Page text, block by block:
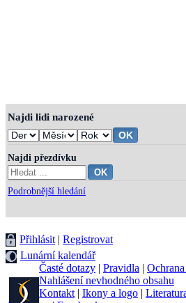
Najdi lidi narozené
Najdi přezdívku
Podrobnější hledání
Přihlásit| Registrovat
Lunární kalendář
Časté dotazy | Pravidla |
Nahlášení nevhodného obsahu
Kontakt| Ikony a logo |